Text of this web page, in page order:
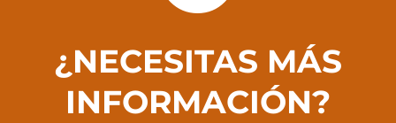
¿NECESITAS MÁS
INFORMACIÓN?